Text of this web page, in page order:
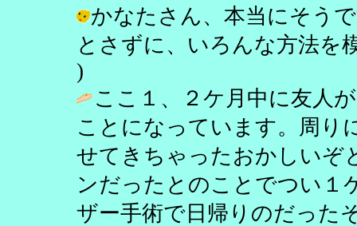
かなたさん、本当にそう
とさずに、いろんな方法を
)
ここ１、２ケ月中に友人
ことになっています。周り
せてきちゃったおかしいぞ
ンだったとのことでつい１
ザー手術で日帰りのだった